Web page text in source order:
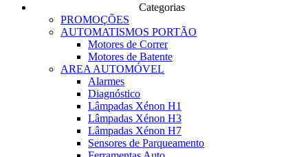
Categorias
PROMOÇÕES
AUTOMATISMOS PORTÃO
Motores de Correr
Motores de Batente
AREA AUTOMÓVEL
Alarmes
Diagnóstico
Lâmpadas Xénon H1
Lâmpadas Xénon H3
Lâmpadas Xénon H7
Sensores de Parqueamento